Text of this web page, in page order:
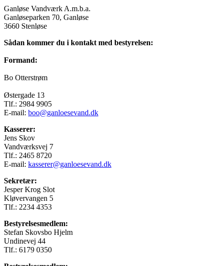
Ganløse Vandværk A.m.b.a.
Ganløseparken 70, Ganløse
3660 Stenløse
Sådan kommer du i kontakt med bestyrelsen:
Formand:
Bo Otterstrøm
Østergade 13
Tlf.: 2984 9905
E-mail: boo@ganloesevand.dk
Kasserer:
Jens Skov
Vandværksvej 7
Tlf.: 2465 8720
E-mail: kasserer@ganloesevand.dk
Sekretær:
Jesper Krog Slot
Kløvervangen 5
Tlf.: 2234 4353
Bestyrelsesmedlem:
Stefan Skovsbo Hjelm
Undinevej 44
Tlf.: 6179 0350